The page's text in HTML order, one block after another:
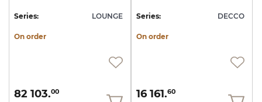
Series: LOUNGE
On order
82 103.00
Series: DECCO
On order
16 161.60